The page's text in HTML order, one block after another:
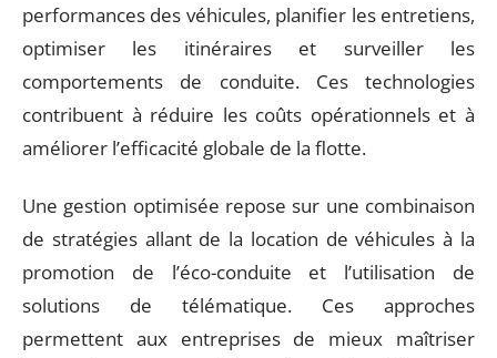
performances des véhicules, planifier les entretiens,
optimiser les itinéraires et surveiller les
comportements de conduite. Ces technologies
contribuent à réduire les coûts opérationnels et à
améliorer l’efficacité globale de la flotte.
Une gestion optimisée repose sur une combinaison
de stratégies allant de la location de véhicules à la
promotion de l’éco-conduite et l’utilisation de
solutions de télématique. Ces approches
permettent aux entreprises de mieux maîtriser